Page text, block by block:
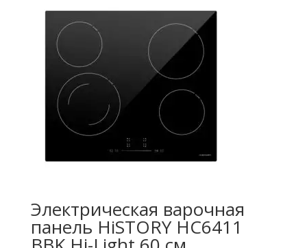
Электрическая варочная
панель HiSTORY HC6411